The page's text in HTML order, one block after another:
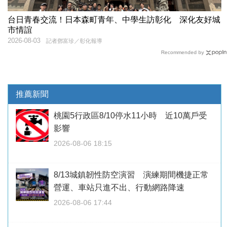
台日青春交流！日本森町青年、中學生訪彰化 深化友好城
市情誼
記者鄧富珍／彰化報導
2026-08-03
Recommended by
推薦新聞
桃園5行政區8/10停水11小時 近10萬戶受
影響
2026-08-06 18:15
8/13城鎮韌性防空演習 演練期間機捷正常
營運、車站只進不出、行動網路降速
2026-08-06 17:44